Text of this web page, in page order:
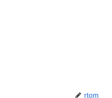
rtom